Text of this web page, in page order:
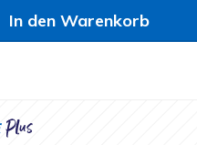
In den Warenkorb